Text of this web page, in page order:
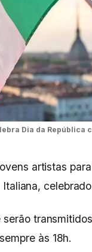
Dia da República
artistas
transmitidos
às 18h.